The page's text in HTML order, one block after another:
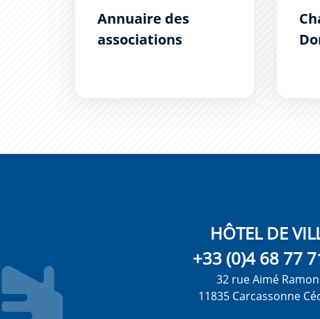
Annuaire des
associations
HÔTEL DE
+33 (0)4 68 77
32 rue Aimé
11835 Carcassonne